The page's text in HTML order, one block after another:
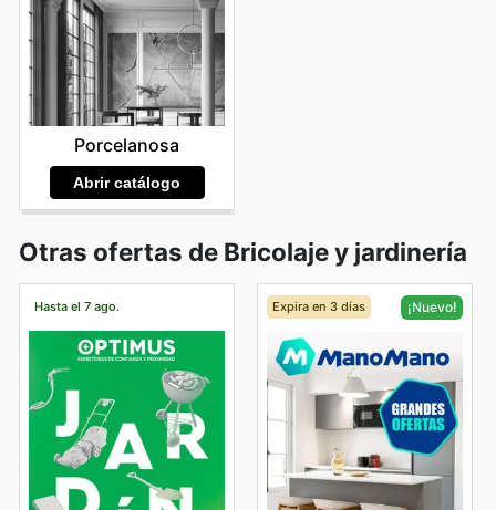
Porcelanosa
Abrir catálogo
Otras ofertas de Bricolaje y jardinería
Hasta el 7 ago. Expira en 3 días ¡Nuevo!